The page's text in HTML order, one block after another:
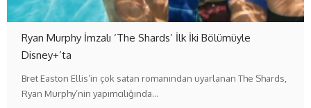
Ryan Murphy İmzalı ‘The Shards’ İlk İki Bölümüyle
Disney+’ta
Bret Easton Ellis’in çok satan romanından uyarlanan The Shards,
Ryan Murphy’nin yapımcılığında…